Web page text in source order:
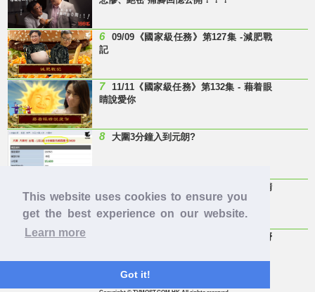
This website uses cookies to ensure you
get the best experience on our website.
Learn more
Got it!
6
09/09《國家級任務》第127集 -減肥戰
記
7
11/11《國家級任務》第132集 - 藉着眼
睛說愛你
8 大圍3分鐘入到元朗?
Last Minute 迎接Baby雞精班！滴雞精
邊隻好？
【童年回憶】 有冇人記得呢兩隻嘢